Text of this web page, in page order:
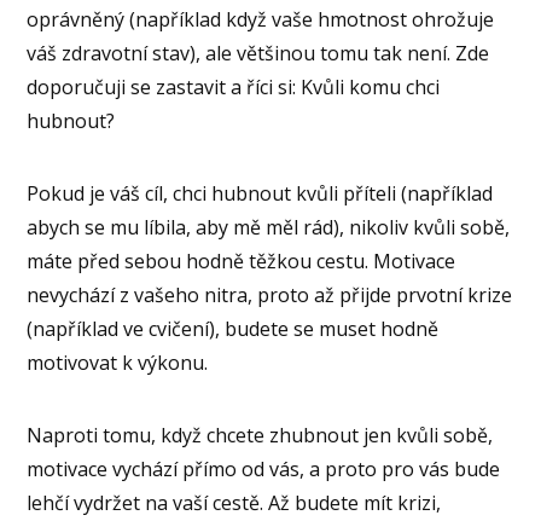
oprávněný (například když vaše hmotnost ohrožuje
váš zdravotní stav), ale většinou tomu tak není. Zde
doporučuji se zastavit a říci si: Kvůli komu chci
hubnout?
Pokud je váš cíl, chci hubnout kvůli příteli (například
abych se mu líbila, aby mě měl rád), nikoliv kvůli sobě,
máte před sebou hodně těžkou cestu. Motivace
nevychází z vašeho nitra, proto až přijde prvotní krize
(například ve cvičení), budete se muset hodně
motivovat k výkonu.
Naproti tomu, když chcete zhubnout jen kvůli sobě,
motivace vychází přímo od vás, a proto pro vás bude
lehčí vydržet na vaší cestě. Až budete mít krizi,